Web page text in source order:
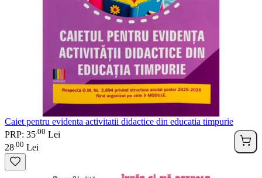
Caiet pentru evidenta activitatii didactice din educatia timpurie
PRP: 35 00 Lei
28 00 Lei